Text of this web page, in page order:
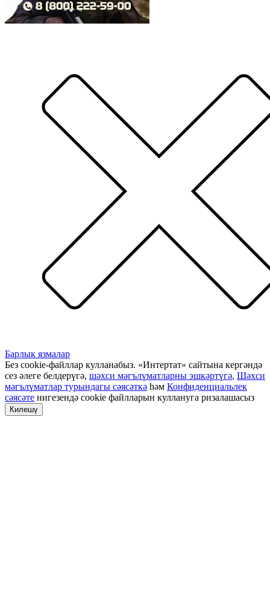
Барлык язмалар
Без cookie-файллар кулланабыз. «Интертат» сайтына кергәндә
сез әлеге белдерүгә, шәхси мәгълүматларны эшкәртүгә, Шәхси
мәгълүматлар турындагы сәясәткә һәм Конфиденциальлек
сәясәте нигезендә cookie файлларын куллануга ризалашасыз
Килешү